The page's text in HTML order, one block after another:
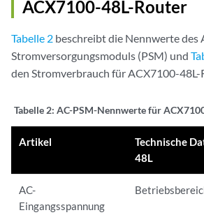
ACX7100-48L-Router
Tabelle 2 beschreibt die Nennwerte des
Stromversorgungsmoduls (PSM) und
den Stromverbrauch für ACX7100-48L-
Tabelle 2: AC-PSM-Nennwerte für
Artikel
Technische
48L
AC-
Eingangsspannung